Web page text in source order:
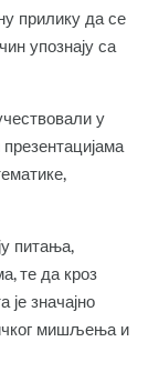
прилику да се
упознају са
у
питања,
те да кроз
је значајно
мишљења и